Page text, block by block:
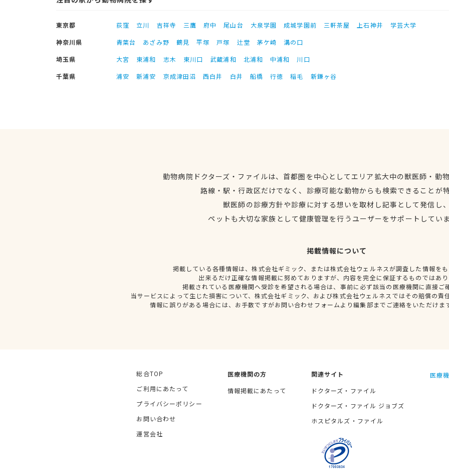
東京都 荻窪 立川 吉祥寺 三鷹 府中 尾山台 大泉学園 成城学園前 三軒茶屋 上石神井
学芸大学
神奈川県
青葉台 あざみ野 鶴見 平塚 戸塚 辻堂 茅ケ崎
溝の口
埼玉県
大宮 東浦和 志木 東川口 武蔵浦和 北浦和 中浦和
川口
千葉県
浦安 新浦安 京成津田沼 西白井 白井 船橋 行徳 稲毛 新鎌ヶ谷
動物病院ドクターズ・ファイルは、首都圏を中心としてエリア拡大中の獣医師・動
路線・駅・行政区だけでなく、診療可能な動物からも検索できることが
獣医師の診療方針や診療に対する想いを取材し記事として発信し
ペットも大切な家族として健康管理を行うユーザーをサポートしてい
掲載情報について
掲載している各種情報は、株式会社ギミック、または株式会社ウェルネスが調査した情報を
出来るだけ正確な情報掲載に努めておりますが、内容を完全に保証するものではあ
掲載されている医療機関へ受診を希望される場合は、事前に必ず該当の医療機関に直接ご
当サービスによって生じた損害について、株式会社ギミック、および株式会社ウェルネスではその賠償の責
情報に誤りがある場合には、お手数ですがお問い合わせフォームより編集部までご連絡をいただけま
総合TOP
ご利用にあたって
プライバシーポリシー
お問い合わせ
運営会社
医療機関の方
情報掲載にあたって
関連サイト
ドクターズ・ファイル
ドクターズ・ファイル ジョブズ
ホスピタルズ・ファイル
医療